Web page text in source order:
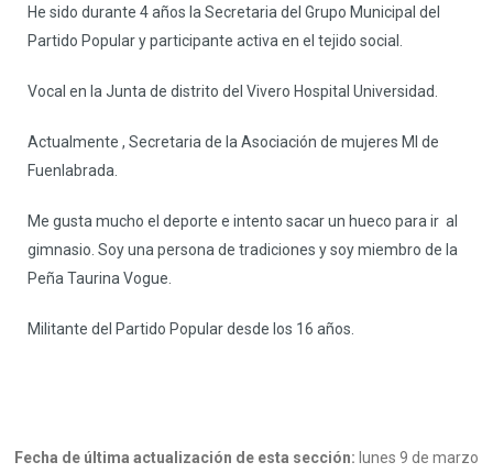
He sido durante 4 años la Secretaria del Grupo Municipal del
Partido Popular y participante activa en el tejido social.
Vocal en la Junta de distrito del Vivero Hospital Universidad.
Actualmente , Secretaria de la Asociación de mujeres MI de
Fuenlabrada.
Me gusta mucho el deporte e intento sacar un hueco para ir al
gimnasio. Soy una persona de tradiciones y soy miembro de la
Peña Taurina Vogue.
Militante del Partido Popular desde los 16 años.
Fecha de última actualización de esta sección: lunes 9 de marzo